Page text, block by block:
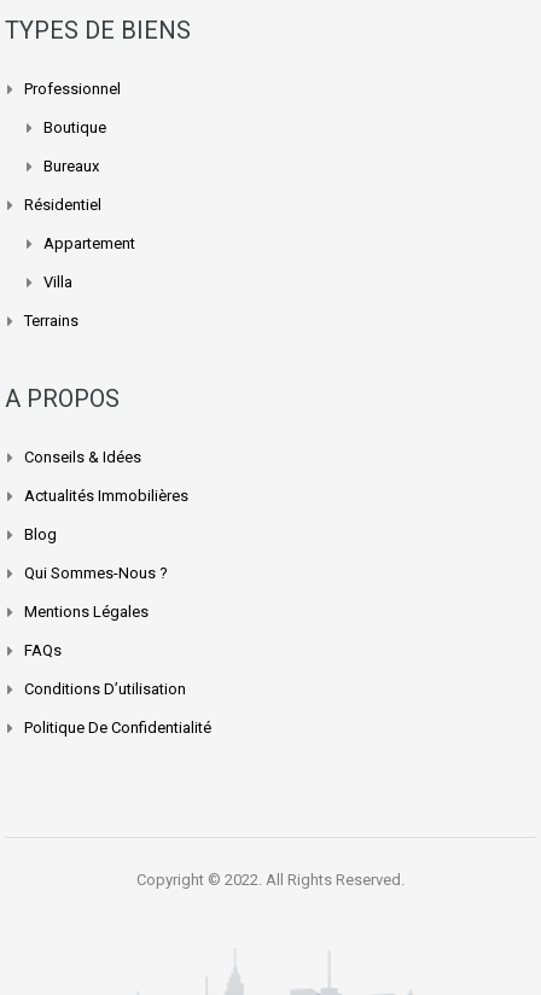
TYPES DE BIENS
Professionnel
Boutique
Bureaux
Résidentiel
Appartement
Villa
Terrains
A PROPOS
Conseils & Idées
Actualités Immobilières
Blog
Qui Sommes-Nous ?
Mentions Légales
FAQs
Conditions D’utilisation
Politique De Confidentialité
Copyright © 2022. All Rights Reserved.